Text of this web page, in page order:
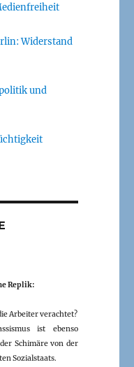
Widerstand
und
Replik:
Arbeiter verachtet?
ist ebenso
Schimäre von der
Sozialstaats.